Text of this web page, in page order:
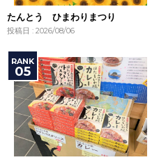
たんとう ひまわりまつり
投稿日 : 2026/08/06